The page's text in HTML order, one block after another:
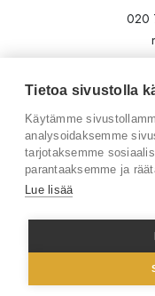
020
Tietoa sivustolla
Käytämme
analysoidaksemme
tarjotaksemme
parantaaksemme ja
Lue lisää